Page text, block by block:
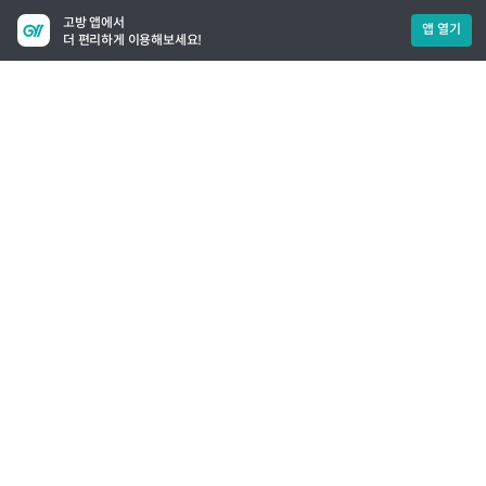
고방 앱에서
더 편리하게 이용해보세요!
앱 열기